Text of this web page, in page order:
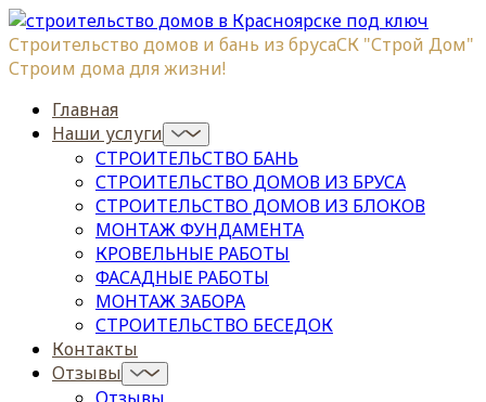
Строительство домов и бань из брусаСК "Строй Дом"
Строим дома для жизни!
Главная
Наши услуги
СТРОИТЕЛЬСТВО БАНЬ
СТРОИТЕЛЬСТВО ДОМОВ ИЗ БРУСА
СТРОИТЕЛЬСТВО ДОМОВ ИЗ БЛОКОВ
МОНТАЖ ФУНДАМЕНТА
КРОВЕЛЬНЫЕ РАБОТЫ
ФАСАДНЫЕ РАБОТЫ
МОНТАЖ ЗАБОРА
СТРОИТЕЛЬСТВО БЕСЕДОК
Контакты
Отзывы